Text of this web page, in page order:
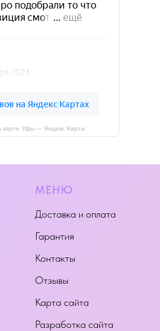
карте Уфы — Яндекс Карты
МЕНЮ
Доставка и оплата
Гарантия
Контакты
Отзывы
Карта сайта
Разработка сайта